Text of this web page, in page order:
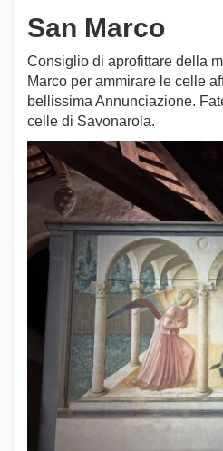
San Marco
Consiglio di aprofittare della
Marco per ammirare le celle
bellissima Annunciazione.
celle di Savonarola.